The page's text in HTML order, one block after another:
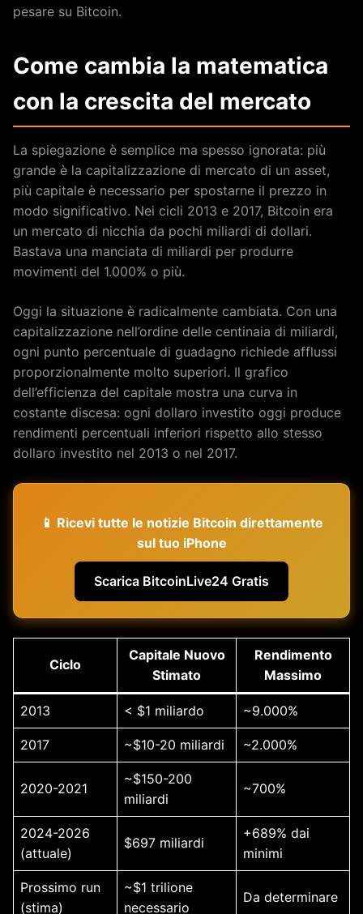
pesare su Bitcoin.
Come cambia la matematica
con la crescita del mercato
La spiegazione è semplice ma spesso ignorata: più
grande è la capitalizzazione di mercato di un asset,
più capitale è necessario per spostarne il prezzo in
modo significativo. Nei cicli 2013 e 2017, Bitcoin era
un mercato di nicchia da pochi miliardi di dollari.
Bastava una manciata di miliardi per produrre
movimenti del 1.000% o più.
Oggi la situazione è radicalmente cambiata. Con una
capitalizzazione nell’ordine delle centinaia di miliardi,
ogni punto percentuale di guadagno richiede afflussi
proporzionalmente molto superiori. Il grafico
dell’efficienza del capitale mostra una curva in
costante discesa: ogni dollaro investito oggi produce
rendimenti percentuali inferiori rispetto allo stesso
dollaro investito nel 2013 o nel 2017.
📱 Ricevi tutte le notizie Bitcoin direttamente
sul tuo iPhone
Scarica BitcoinLive24 Gratis
Ciclo
Capitale Nuovo
Stimato
Rendimento
Massimo
2013 < $1 miliardo ~9.000%
2017 ~$10-20 miliardi ~2.000%
2020-2021
~$150-200
miliardi
~700%
2024-2026
(attuale)
$697 miliardi
+689% dai
minimi
Prossimo run
(stima)
~$1 trilione
necessario
Da determinare